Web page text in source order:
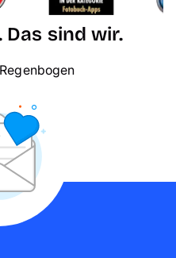
Das sind wir.